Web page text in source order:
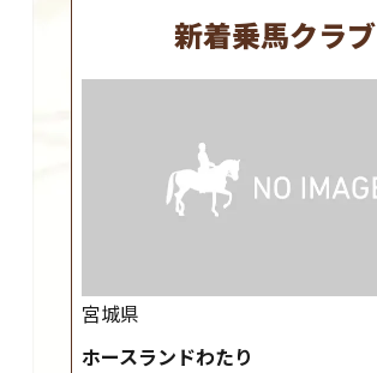
新着乗馬クラブ
宮城県
ホースランドわたり